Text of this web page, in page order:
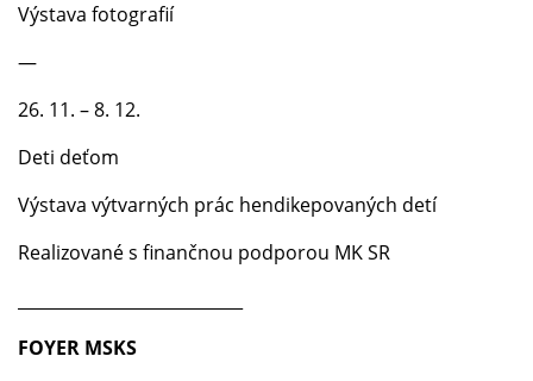
Výstava fotografií
—
26. 11. – 8. 12.
Deti deťom
Výstava výtvarných prác hendikepovaných detí
Realizované s finančnou podporou MK SR
FOYER MSKS